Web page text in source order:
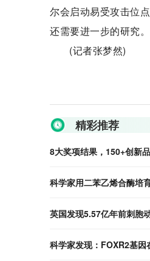
尔会启动易受攻击位
还需要进一步的研究。
(记者张梦然)
精彩推荐
8大奖项结果，150+创新
科学家用二苯乙烯合酶培
英国发现5.57亿年前刺胞
科学家发现：FOXR2基